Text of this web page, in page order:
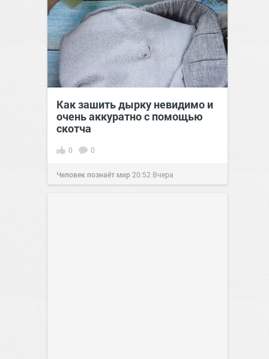
Как зашить дырку невидимо и
очень аккуратно с помощью
скотча
0 0
Человек познаёт мир 20:52 Вчера